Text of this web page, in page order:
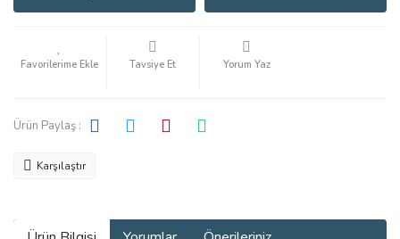
Tavsiye Et Yorum Yaz
Ürün Paylaş :
Karşılaştır